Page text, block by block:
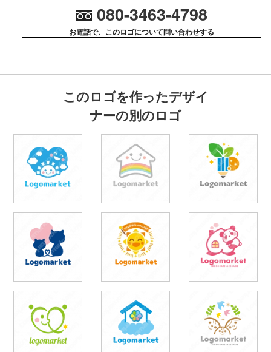
080-3463-4798
お電話で、このロゴについて問い合わせする
このロゴを作ったデザイ
ナーの別のロゴ